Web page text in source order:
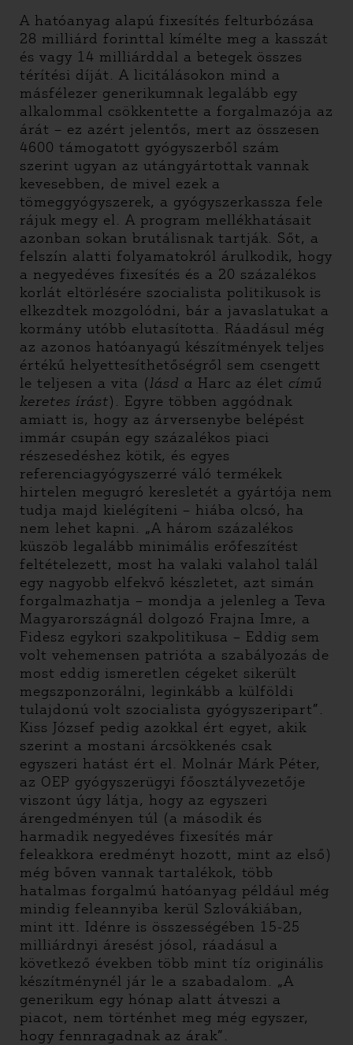
A hatóanyag alapú fixesítés felturbózása
28 milliárd forinttal kímélte meg a kasszát
és vagy 14 milliárddal a betegek összes
térítési díját. A licitálásokon mind a
másfélezer generikumnak legalább egy
alkalommal csökkentette a forgalmazója az
árát – ez azért jelentős, mert az összesen
4600 támogatott gyógyszerből szám
szerint ugyan az utángyártottak vannak
kevesebben, de mivel ezek a
tömeggyógyszerek, a gyógyszerkassza fele
rájuk megy el. A program mellékhatásait
azonban sokan brutálisnak tartják. Sőt, a
felszín alatti folyamatokról árulkodik, hogy
a negyedéves fixesítés és a 20 százalékos
korlát eltörlésére szocialista politikusok is
elkezdtek mozgolódni, bár a javaslatukat a
kormány utóbb elutasította. Ráadásul még
az azonos hatóanyagú készítmények teljes
értékű helyettesíthetőségről sem csengett
le teljesen a vita (lásd a Harc az élet című
keretes írást). Egyre többen aggódnak
amiatt is, hogy az árversenybe belépést
immár csupán egy százalékos piaci
részesedéshez kötik, és egyes
referenciagyógyszerré váló termékek
hirtelen megugró keresletét a gyártója nem
tudja majd kielégíteni – hiába olcsó, ha
nem lehet kapni. „A három százalékos
küszöb legalább minimális erőfeszítést
feltételezett, most ha valaki valahol talál
egy nagyobb elfekvő készletet, azt simán
forgalmazhatja – mondja a jelenleg a Teva
Magyarországnál dolgozó Frajna Imre, a
Fidesz egykori szakpolitikusa – Eddig sem
volt vehemensen patrióta a szabályozás de
most eddig ismeretlen cégeket sikerült
megszponzorálni, leginkább a külföldi
tulajdonú volt szocialista gyógyszeripart”.
Kiss József pedig azokkal ért egyet, akik
szerint a mostani árcsökkenés csak
egyszeri hatást ért el. Molnár Márk Péter,
az OEP gyógyszerügyi főosztályvezetője
viszont úgy látja, hogy az egyszeri
árengedményen túl (a második és
harmadik negyedéves fixesítés már
feleakkora eredményt hozott, mint az első)
még bőven vannak tartalékok, több
hatalmas forgalmú hatóanyag például még
mindig feleannyiba kerül Szlovákiában,
mint itt. Idénre is összességében 15-25
milliárdnyi áresést jósol, ráadásul a
következő években több mint tíz originális
készítménynél jár le a szabadalom. „A
generikum egy hónap alatt átveszi a
piacot, nem történhet meg még egyszer,
hogy fennragadnak az árak”.